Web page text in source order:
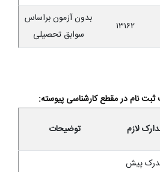
۱۳۱۶۲
بدون آزمون براساس
سوابق تحصیلی
نام در مقطع کارشناسی پیوسته:
لازم توضیحات
پیش